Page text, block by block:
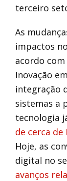
terceiro
As
impactos
acordo
Inovação
integração
sistemas a
tecnologia
de cerca de
Hoje, as
digital no
avanços